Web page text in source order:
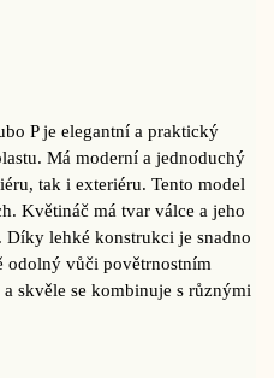
P je elegantní a praktický
Má moderní a jednoduchý
tak i exteriéru. Tento model
Květináč má tvar válce a jeho
lehké konstrukci je snadno
odolný vůči povětrnostním
skvěle se kombinuje s různými